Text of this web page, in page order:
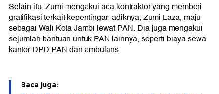
Selain itu, Zumi mengakui ada kontraktor yang memberi
gratifikasi terkait kepentingan adiknya, Zumi Laza, maju
sebagai Wali Kota Jambi lewat PAN. Dia juga mengakui
sejumlah bantuan untuk PAN lainnya, seperti biaya sewa
kantor DPD PAN dan ambulans.
Baca juga: